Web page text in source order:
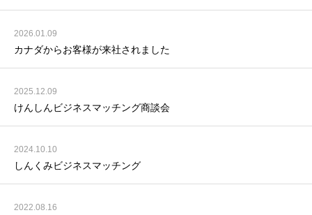
2026.01.09
カナダからお客様が来社されました
2025.12.09
けんしんビジネスマッチング商談会
2024.10.10
しんくみビジネスマッチング
2022.08.16